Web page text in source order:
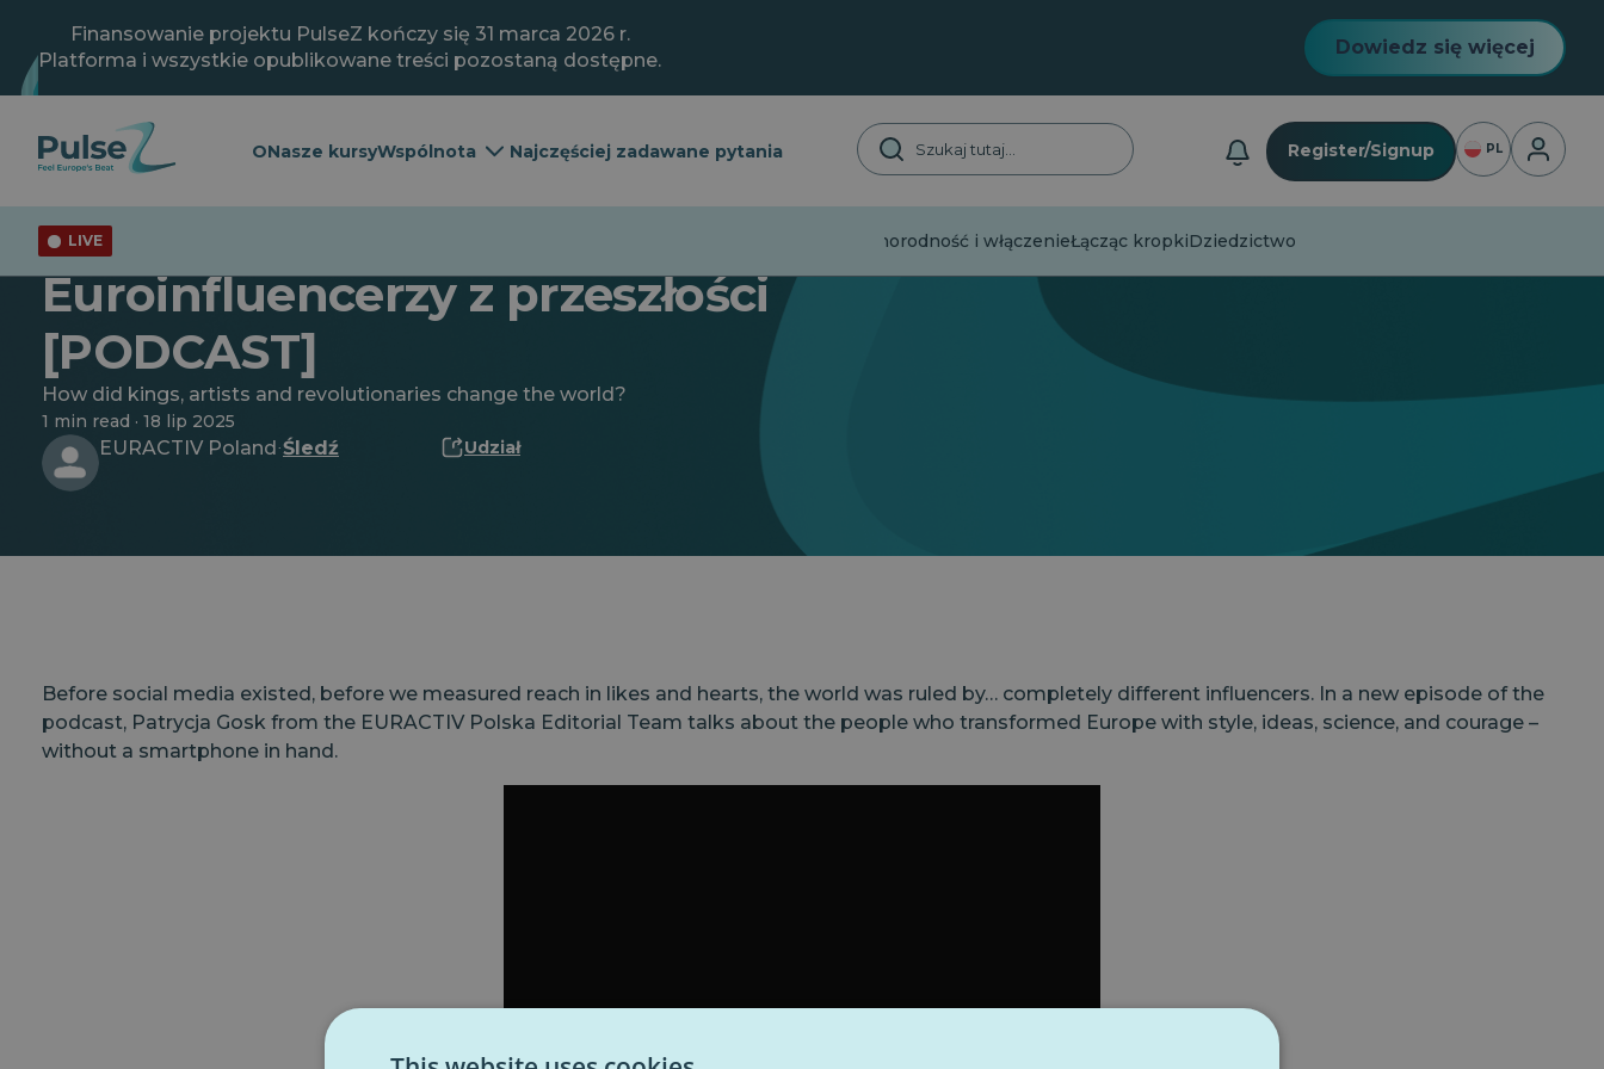
głównej
treści
Finansowanie projektu PulseZ kończy się 31 marca 2026 r.
Platforma i wszystkie opublikowane treści pozostaną dostępne.
Dowiedz się więcej
ONasze kursyWspólnota Najczęściej zadawane pytania Register/Signup PL
LIVE Różnorodność i włączenieŁącząc kropkiDziedzictwo
Dziedzictwo kulturowe
Euroinfluencerzy z przeszłości
[PODCAST]
How did kings, artists and revolutionaries change the world?
1 min read · 18 lip 2025
EURACTIV Poland·Śledź Udział
Before social media existed, before we measured reach in likes and hearts, the world was ruled by… completely different influencers. In a new episode of the
podcast, Patrycja Gosk from the EURACTIV Polska Editorial Team talks about the people who transformed Europe with style, ideas, science, and courage –
without a smartphone in hand.